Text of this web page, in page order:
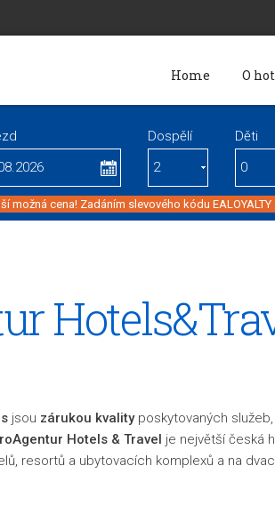
Home O
Dospělí Děti
možná cena! Zadáním slevového kódu
jsou zárukou kvalityposkytovaných služeb,
Hotels & Travel je největší česká
resortů a ubytovacích komplexů a na